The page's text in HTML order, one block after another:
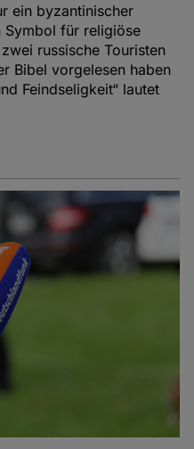
ein byzantinischer
Symbol für religiöse
russische Touristen
Bibel vorgelesen haben
Feindseligkeit“ lautet